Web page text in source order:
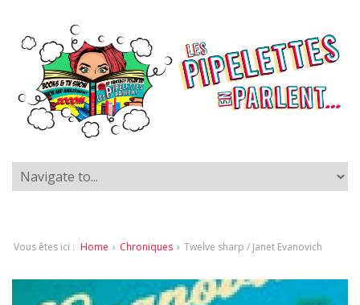
Vous êtes ici : Home › Chroniques › Twelve sharp / Janet Evanovich